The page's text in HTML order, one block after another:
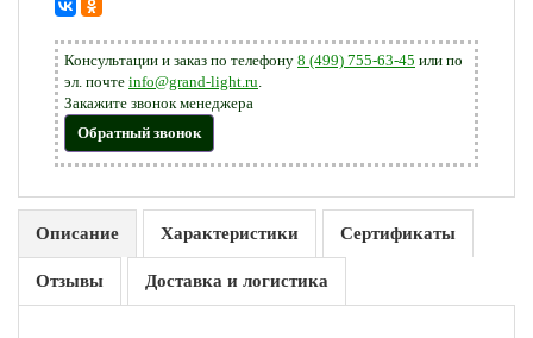
Консультации и заказ по телефону 8 (499) 755-63-45 или по
эл. почте info@grand-light.ru.
Закажите звонок менеджера
Обратный звонок
Описание Характеристики Сертификаты
Отзывы Доставка и логистика